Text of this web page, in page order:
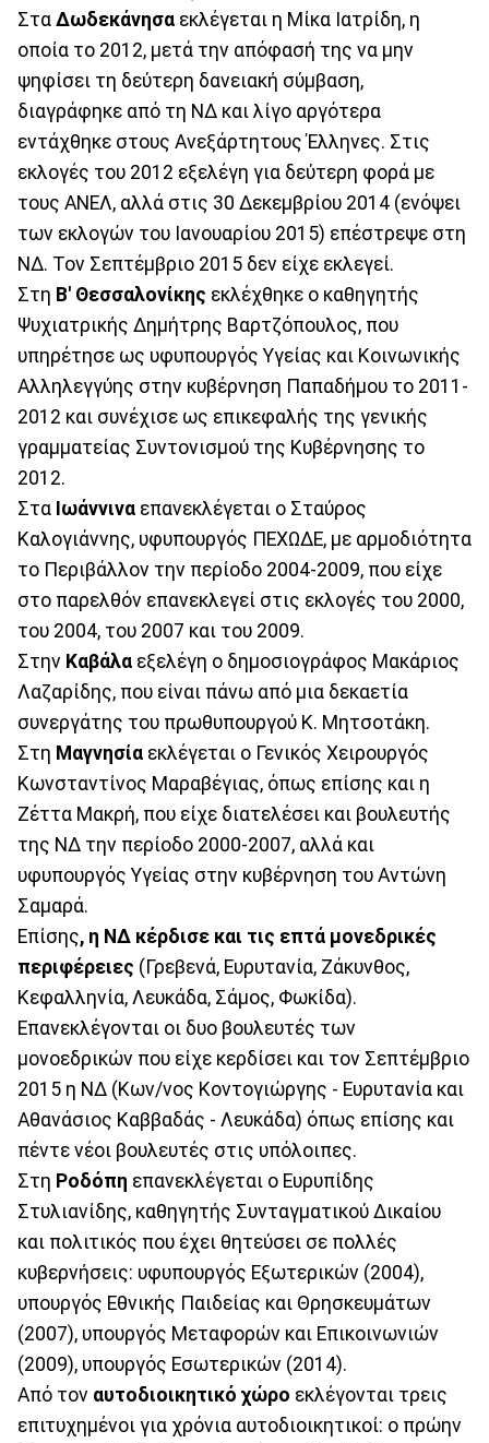
Στα Δωδεκάνησα εκλέγεται η Μίκα Ιατρίδη, η
οποία το 2012, μετά την απόφασή της να μην
ψηφίσει τη δεύτερη δανειακή σύμβαση,
διαγράφηκε από τη ΝΔ και λίγο αργότερα
εντάχθηκε στους Ανεξάρτητους Έλληνες. Στις
εκλογές του 2012 εξελέγη για δεύτερη φορά με
τους ΑΝΕΛ, αλλά στις 30 Δεκεμβρίου 2014 (ενόψει
των εκλογών του Ιανουαρίου 2015) επέστρεψε στη
ΝΔ. Τον Σεπτέμβριο 2015 δεν είχε εκλεγεί.
Στη Β' Θεσσαλονίκης εκλέχθηκε ο καθηγητής
Ψυχιατρικής Δημήτρης Βαρτζόπουλος, που
υπηρέτησε ως υφυπουργός Υγείας και Κοινωνικής
Αλληλεγγύης στην κυβέρνηση Παπαδήμου το 2011-
2012 και συνέχισε ως επικεφαλής της γενικής
γραμματείας Συντονισμού της Κυβέρνησης το
2012.
Στα Ιωάννινα επανεκλέγεται ο Σταύρος
Καλογιάννης, υφυπουργός ΠΕΧΩΔΕ, με αρμοδιότητα
το Περιβάλλον την περίοδο 2004-2009, που είχε
στο παρελθόν επανεκλεγεί στις εκλογές του 2000,
του 2004, του 2007 και του 2009.
Στην Καβάλα εξελέγη ο δημοσιογράφος Μακάριος
Λαζαρίδης, που είναι πάνω από μια δεκαετία
συνεργάτης του πρωθυπουργού Κ. Μητσοτάκη.
Στη Μαγνησία εκλέγεται ο Γενικός Χειρουργός
Κωνσταντίνος Μαραβέγιας, όπως επίσης και η
Ζέττα Μακρή, που είχε διατελέσει και βουλευτής
της ΝΔ την περίοδο 2000-2007, αλλά και
υφυπουργός Υγείας στην κυβέρνηση του Αντώνη
Σαμαρά.
Επίσης, η ΝΔ κέρδισε και τις επτά μονεδρικές
περιφέρειες (Γρεβενά, Ευρυτανία, Ζάκυνθος,
Κεφαλληνία, Λευκάδα, Σάμος, Φωκίδα).
Επανεκλέγονται οι δυο βουλευτές των
μονοεδρικών που είχε κερδίσει και τον Σεπτέμβριο
2015 η ΝΔ (Κων/νος Κοντογιώργης - Ευρυτανία και
Αθανάσιος Καββαδάς - Λευκάδα) όπως επίσης και
πέντε νέοι βουλευτές στις υπόλοιπες.
Στη Ροδόπη επανεκλέγεται ο Ευρυπίδης
Στυλιανίδης, καθηγητής Συνταγματικού Δικαίου
και πολιτικός που έχει θητεύσει σε πολλές
κυβερνήσεις: υφυπουργός Εξωτερικών (2004),
υπουργός Εθνικής Παιδείας και Θρησκευμάτων
(2007), υπουργός Μεταφορών και Επικοινωνιών
(2009), υπουργός Εσωτερικών (2014).
Από τον αυτοδιοικητικό χώρο εκλέγονται τρεις
επιτυχημένοι για χρόνια αυτοδιοικητικοί: ο πρώην